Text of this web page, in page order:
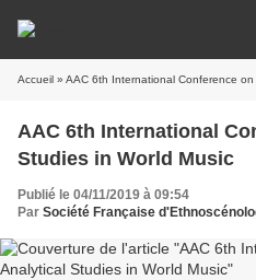
Accueil » AAC 6th International Conference
AAC 6th International
Studies in World Music
Publié le 04/11/2019 à 09:54
Par Société Française